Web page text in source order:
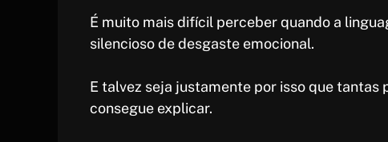
É muito mais difícil perceber quando a
silencioso de desgaste emocional.
E talvez seja justamente por isso que tantas
consegue explicar.